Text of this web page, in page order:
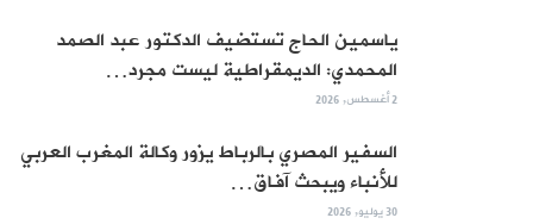
ياسمين الحاج تستضيف الدكتور عبد الصمد
المحمدي: الديمقراطية ليست مجرد…
2 أغسطس, 2026
السفير المصري بالرباط يزور وكالة المغرب العربي
للأنباء ويبحث آفاق…
30 يوليو, 2026